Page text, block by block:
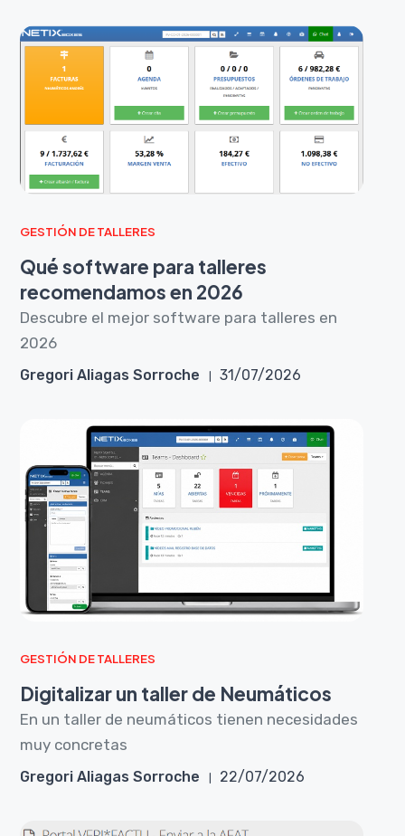
GESTIÓN DE TALLERES
Qué software para talleres
recomendamos en 2026
Descubre el mejor software para talleres en
2026
Gregori Aliagas Sorroche 31/07/2026
GESTIÓN DE TALLERES
Digitalizar un taller de Neumáticos
En un taller de neumáticos tienen necesidades
muy concretas
Gregori Aliagas Sorroche 22/07/2026